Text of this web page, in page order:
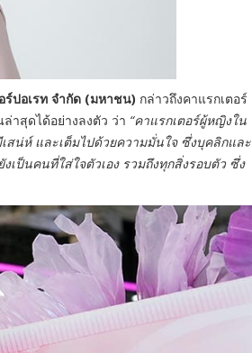
อเรท จำกัด (มหาชน) กล่าวถึงคาแรกเตอร์
าสุดได้อย่างลงตัว ว่า “คาแรกเตอร์ผู้หญิงใน
สน่ห์ และเต็มไปด้วยความมั่นใจ ซึ่งบุคลิกและ
ป็นคนที่ใส่ใจตัวเอง รวมถึงทุกสิ่งรอบตัว ซึ่ง